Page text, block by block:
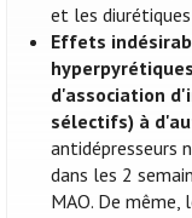
et les diurétiques
Effets
d'association
sélectifs) à
antidépresseurs
dans les 2
MAO. De même,